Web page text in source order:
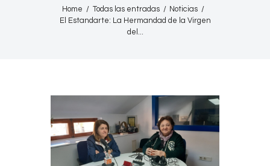
Home Todas las entradas
Noticias
El Estandarte: La Hermandad de la Virgen
del...